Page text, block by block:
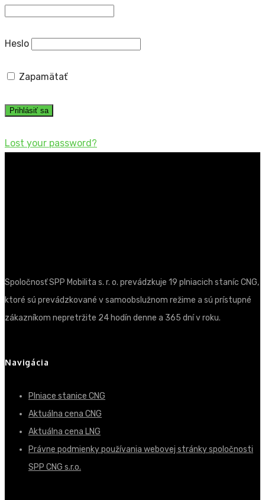
Heslo
Zapamätať
Lost your password?
Spoločnosť SPP Mobilita s. r. o. prevádzkuje 19 plniacich staníc CNG,
ktoré sú prevádzkované v samoobslužnom režime a sú prístupné
zákazníkom nepretržite 24 hodín denne a 365 dní v roku.
Navigácia
Plniace stanice CNG
Aktuálna cena CNG
Aktuálna cena LNG
Právne podmienky používania webovej stránky spoločnosti
SPP CNG s.r.o.